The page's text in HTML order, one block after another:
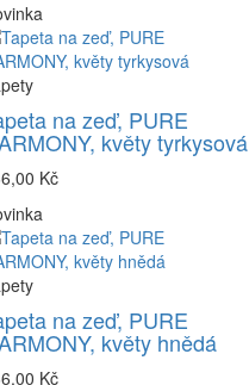
na zeď, PURE
květy tyrkysová
Kč
na zeď, PURE
květy hnědá
Kč